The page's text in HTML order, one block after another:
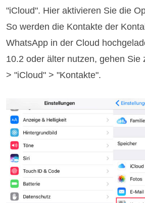
"iCloud". Hier aktivieren Sie die
So werden die Kontakte der
WhatsApp in der Cloud
10.2 oder älter nutzen, gehen Sie
> "iCloud" > "Kontakte".